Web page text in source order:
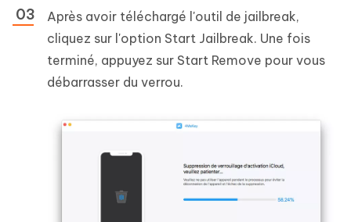
Après avoir téléchargé l'outil de jailbreak,
cliquez sur l'option Start Jailbreak. Une fois
terminé, appuyez sur Start Remove pour vous
débarrasser du verrou.